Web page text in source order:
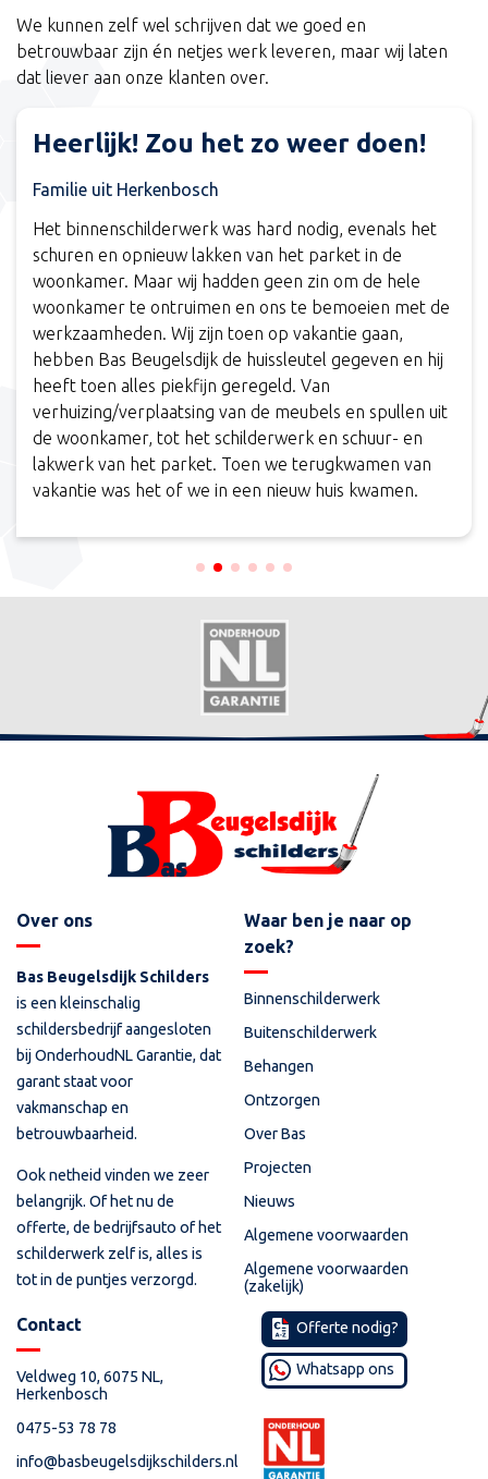
Buitenschilderwerk
Behangen
Ontzorgen
We kunnen zelf wel schrijven dat we goed en
betrouwbaar zijn én netjes werk leveren, maar wij laten
dat liever aan onze klanten over.
het zo weer doen!
was hard nodig, evenals het
lakken van het parket in de
wij hadden geen zin om de hele
en ons te bemoeien met de
Wij zijn toen op vakantie gaan,
de huissleutel gegeven en hij
geregeld. Van
van de meubels en spullen uit
het schilderwerk en schuur- en
Toen we terugkwamen van
we in een nieuw huis kwamen.
Zeer
Na een goed
zeker vakkundig
dank voor de
Over ons
Bas Beugelsdijk Schilders
is een kleinschalig
schildersbedrijf aangesloten
bij OnderhoudNL Garantie, dat
garant staat voor
vakmanschap en
betrouwbaarheid.
Ook netheid vinden we zeer
belangrijk. Of het nu de
offerte, de bedrijfsauto of het
schilderwerk zelf is, alles is
tot in de puntjes verzorgd.
Waar ben je naar op
zoek?
Binnenschilderwerk
Buitenschilderwerk
Behangen
Ontzorgen
Over Bas
Projecten
Nieuws
Algemene voorwaarden
Algemene voorwaarden
(zakelijk)
Contact
Veldweg 10, 6075 NL,
Herkenbosch
0475-53 78 78
info@basbeugelsdijkschilders.nl
Offerte nodig?
Whatsapp ons